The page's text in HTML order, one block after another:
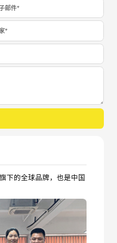
下的全球品牌，也是中国